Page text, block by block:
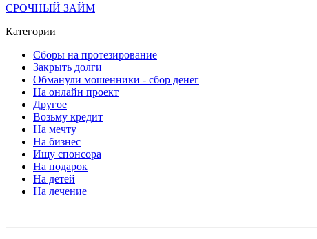
СРОЧНЫЙ ЗАЙМ
Категории
Сборы на протезирование
Закрыть долги
Обманули мошенники - сбор денег
На онлайн проект
Другое
Возьму кредит
На мечту
На бизнес
Ищу спонсора
На подарок
На детей
На лечение